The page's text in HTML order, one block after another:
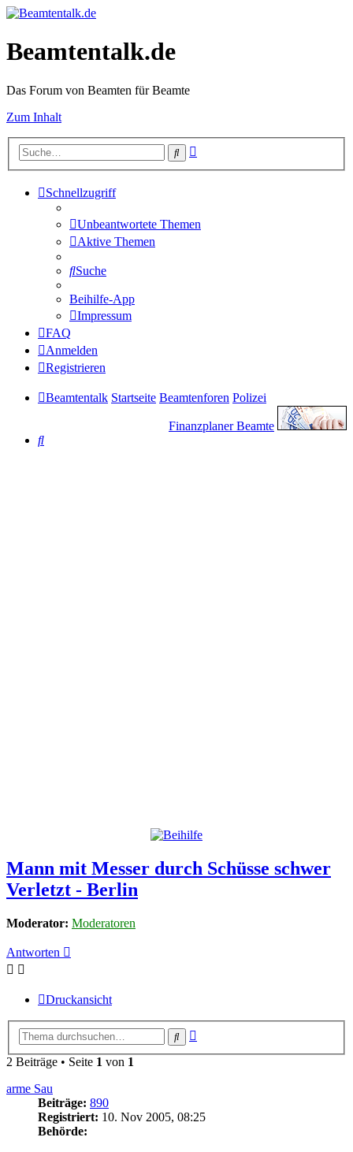
Beamtentalk.de
Das Forum von Beamten für Beamte
Zum Inhalt
Suche
Schnellzugriff
Unbeantwortete Themen
Aktive Themen
Suche
Beihilfe-App
Impressum
FAQ
Anmelden
Registrieren
Beamtentalk Startseite Beamtenforen Polizei
Finanzplaner Beamte
Suche
Mann mit Messer durch Schüsse schwer
Verletzt - Berlin
Moderator: Moderatoren
Antworten
Druckansicht
Suche
2 Beiträge • Seite 1 von 1
arme Sau
Beiträge: 890
Registriert: 10. Nov 2005, 08:25
Behörde: